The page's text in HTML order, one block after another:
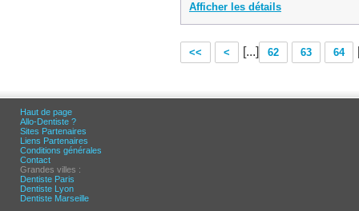
Afficher les détails
<< < [...] 62 63 64
Haut de page
Allo-Dentiste ?
Sites Partenaires
Liens Partenaires
Conditions générales
Contact
Grandes villes :
Dentiste Paris
Dentiste Lyon
Dentiste Marseille